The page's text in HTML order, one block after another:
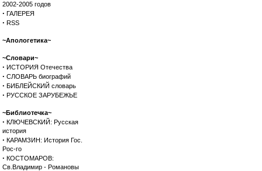
2002-2005 годов
· ГАЛЕРЕЯ
· RSS
~Апологетика~
~Словари~
· ИСТОРИЯ Отечества
· СЛОВАРЬ биографий
· БИБЛЕЙСКИЙ словарь
· РУССКОЕ ЗАРУБЕЖЬЕ
~Библиотечка~
· КЛЮЧЕВСКИЙ: Русская
история
· КАРАМЗИН: История Гос.
Рос-го
· КОСТОМАРОВ:
Св.Владимир - Романовы